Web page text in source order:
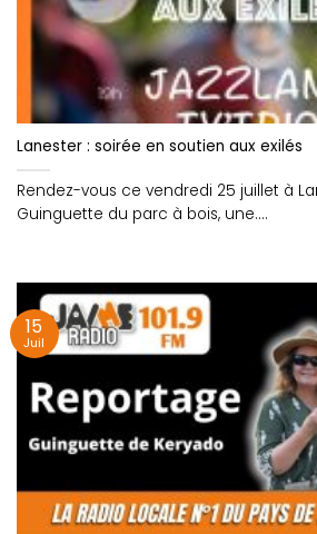
Lanester : soirée en soutien aux exilés
Rendez-vous ce vendredi 25 juillet à
Guinguette du parc à bois, une....
15
Juil